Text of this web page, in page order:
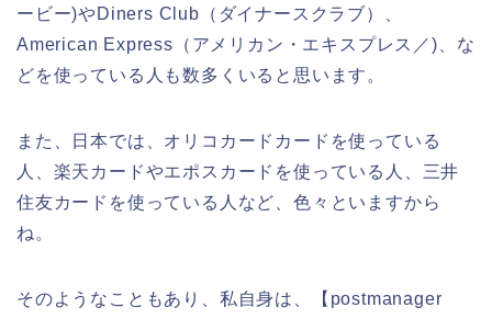
ービー)やDiners Club（ダイナースクラブ）、
American Express（アメリカン・エキスプレス／)、な
どを使っている人も数多くいると思います。
また、日本では、オリコカードカードを使っている
人、楽天カードやエポスカードを使っている人、三井
住友カードを使っている人など、色々といますから
ね。
そのようなこともあり、私自身は、【postmanager